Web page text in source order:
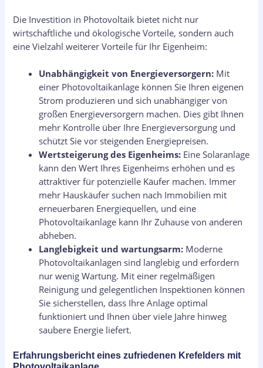
Die Investition in Photovoltaik bietet nicht nur
wirtschaftliche und ökologische Vorteile, sondern auch
eine Vielzahl weiterer Vorteile für Ihr Eigenheim:
Unabhängigkeit von Energieversorgern: Mit
einer Photovoltaikanlage können Sie Ihren eigenen
Strom produzieren und sich unabhängiger von
großen Energieversorgern machen. Dies gibt Ihnen
mehr Kontrolle über Ihre Energieversorgung und
schützt Sie vor steigenden Energiepreisen.
Wertsteigerung des Eigenheims: Eine Solaranlage
kann den Wert Ihres Eigenheims erhöhen und es
attraktiver für potenzielle Käufer machen. Immer
mehr Hauskäufer suchen nach Immobilien mit
erneuerbaren Energiequellen, und eine
Photovoltaikanlage kann Ihr Zuhause von anderen
abheben.
Langlebigkeit und wartungsarm: Moderne
Photovoltaikanlagen sind langlebig und erfordern
nur wenig Wartung. Mit einer regelmäßigen
Reinigung und gelegentlichen Inspektionen können
Sie sicherstellen, dass Ihre Anlage optimal
funktioniert und Ihnen über viele Jahre hinweg
saubere Energie liefert.
Erfahrungsbericht eines zufriedenen Krefelders mit